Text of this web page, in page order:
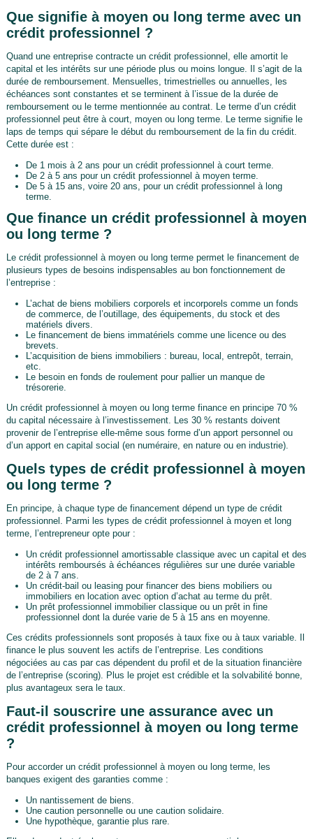
Que signifie à moyen ou long terme avec un
crédit professionnel ?
Quand une entreprise contracte un crédit professionnel, elle amortit le
capital et les intérêts sur une période plus ou moins longue. Il s’agit de la
durée de remboursement. Mensuelles, trimestrielles ou annuelles, les
échéances sont constantes et se terminent à l’issue de la durée de
remboursement ou le terme mentionnée au contrat. Le terme d’un crédit
professionnel peut être à court, moyen ou long terme. Le terme signifie le
laps de temps qui sépare le début du remboursement de la fin du crédit.
Cette durée est :
De 1 mois à 2 ans pour un crédit professionnel à court terme.
De 2 à 5 ans pour un crédit professionnel à moyen terme.
De 5 à 15 ans, voire 20 ans, pour un crédit professionnel à long
terme.
Que finance un crédit professionnel à moyen
ou long terme ?
Le crédit professionnel à moyen ou long terme permet le financement de
plusieurs types de besoins indispensables au bon fonctionnement de
l’entreprise :
L’achat de biens mobiliers corporels et incorporels comme un fonds
de commerce, de l’outillage, des équipements, du stock et des
matériels divers.
Le financement de biens immatériels comme une licence ou des
brevets.
L’acquisition de biens immobiliers : bureau, local, entrepôt, terrain,
etc.
Le besoin en fonds de roulement pour pallier un manque de
trésorerie.
Un crédit professionnel à moyen ou long terme finance en principe 70 %
du capital nécessaire à l’investissement. Les 30 % restants doivent
provenir de l’entreprise elle-même sous forme d’un apport personnel ou
d’un apport en capital social (en numéraire, en nature ou en industrie).
Quels types de crédit professionnel à moyen
ou long terme ?
En principe, à chaque type de financement dépend un type de crédit
professionnel. Parmi les types de crédit professionnel à moyen et long
terme, l’entrepreneur opte pour :
Un crédit professionnel amortissable classique avec un capital et des
intérêts remboursés à échéances régulières sur une durée variable
de 2 à 7 ans.
Un crédit-bail ou leasing pour financer des biens mobiliers ou
immobiliers en location avec option d’achat au terme du prêt.
Un prêt professionnel immobilier classique ou un prêt in fine
professionnel dont la durée varie de 5 à 15 ans en moyenne.
Ces crédits professionnels sont proposés à taux fixe ou à taux variable. Il
finance le plus souvent les actifs de l’entreprise. Les conditions
négociées au cas par cas dépendent du profil et de la situation financière
de l’entreprise (scoring). Plus le projet est crédible et la solvabilité bonne,
plus avantageux sera le taux.
Faut-il souscrire une assurance avec un
crédit professionnel à moyen ou long terme
?
Pour accorder un crédit professionnel à moyen ou long terme, les
banques exigent des garanties comme :
Un nantissement de biens.
Une caution personnelle ou une caution solidaire.
Une hypothèque, garantie plus rare.